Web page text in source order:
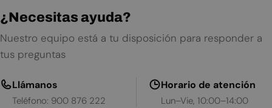
¿Necesitas ayuda?
Nuestro equipo está a tu disposición para responder a
tus preguntas
Llámanos
Teléfono: 900 876 222
Horario de atención
Lun–Vie, 10:00–14:00